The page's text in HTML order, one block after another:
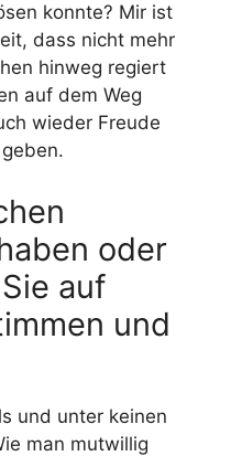
konnte? Mir ist
dass nicht mehr
hinweg regiert
auf dem Weg
wieder Freude
oder
auf
und
und unter keinen
man mutwillig